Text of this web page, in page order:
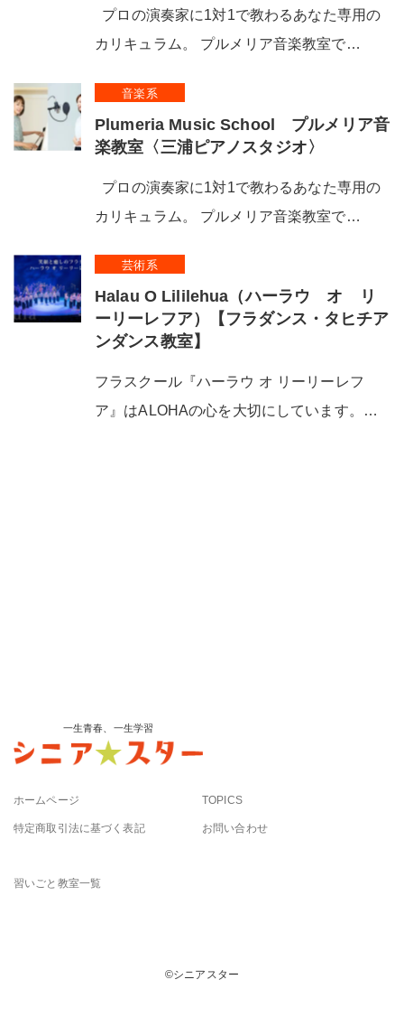
プロの演奏家に1対1で教わるあなた専用の
カリキュラム。 プルメリア音楽教室で…
音楽系
Plumeria Music School プルメリア音
楽教室〈三浦ピアノスタジオ〉
プロの演奏家に1対1で教わるあなた専用の
カリキュラム。 プルメリア音楽教室で…
芸術系
Halau O Lililehua（ハーラウ オ リ
ーリーレフア）【フラダンス・タヒチア
ンダンス教室】
フラスクール『ハーラウ オ リーリーレフ
ア』はALOHAの心を大切にしています。…
一生青春、一生学習
ホームページ
特定商取引法に基づく表記
TOPICS
お問い合わせ
習いごと教室一覧
©︎シニアスター